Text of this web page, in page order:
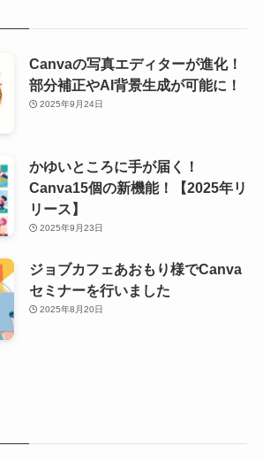
Canvaの写真エディターが進化！
部分補正やAI背景生成が可能に！
2025年9月24日
かゆいところに手が届く！
Canva15個の新機能！【2025年リ
リース】
2025年9月23日
ジョブカフェあおもり様でCanva
セミナーを行いました
2025年8月20日